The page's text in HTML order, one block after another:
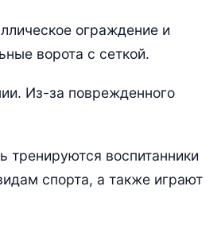
ограждение и
ворота с сеткой.
Из-за поврежденного
тренируются воспитанники
спорта, а также играют